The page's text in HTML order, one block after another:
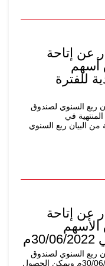
عن إتاحة
أسهم
للفترة
ربع السنوي لصندوق
في
من البيان ربع السنوي
عن إتاحة
الأسهم
ربع السنوي لصندوق
الأسهم الخليجية للفترة المنتهية في 30/06/2022م ويمكن الحصول